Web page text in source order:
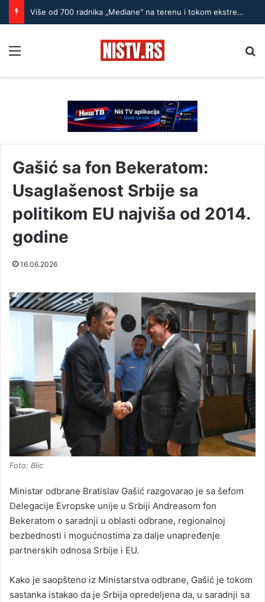
Više od 700 radnika „Mediane“ na terenu i tokom ekstremnih vrućina
Gašić sa fon Bekeratom:
Usaglašenost Srbije sa
politikom EU najviša od 2014.
godine
16.06.2026
Foto: Blic
Ministar odbrane Bratislav Gašić razgovarao je sa šefom
Delegacije Evropske unije u Srbiji Andreasom fon
Bekeratom o saradnji u oblasti odbrane, regionalnoj
bezbednosti i mogućnostima za dalje unapređenje
partnerskih odnosa Srbije i EU.
Kako je saopšteno iz Ministarstva odbrane, Gašić je tokom
sastanka istakao da je Srbija opredeljena da, u saradnji sa